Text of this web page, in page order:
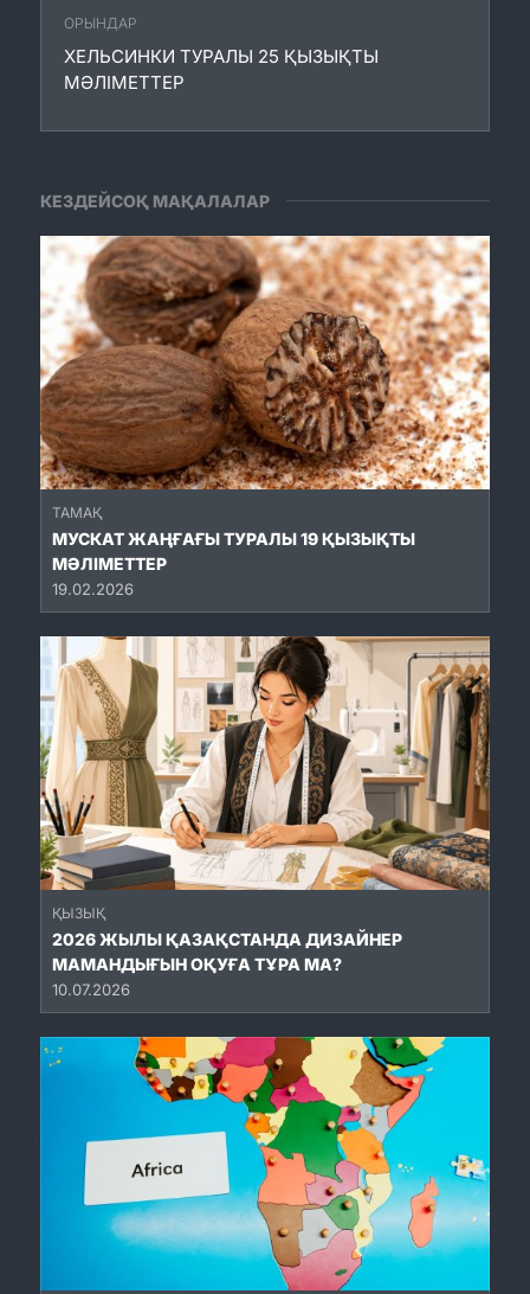
ОРЫНДАР
ХЕЛЬСИНКИ ТУРАЛЫ 25 ҚЫЗЫҚТЫ
МӘЛІМЕТТЕР
КЕЗДЕЙСОҚ МАҚАЛАЛАР
ТАМАҚ
МУСКАТ ЖАҢҒАҒЫ ТУРАЛЫ 19 ҚЫЗЫҚТЫ
МӘЛІМЕТТЕР
19.02.2026
ҚЫЗЫҚ
2026 ЖЫЛЫ ҚАЗАҚСТАНДА ДИЗАЙНЕР
МАМАНДЫҒЫН ОҚУҒА ТҰРА МА?
10.07.2026